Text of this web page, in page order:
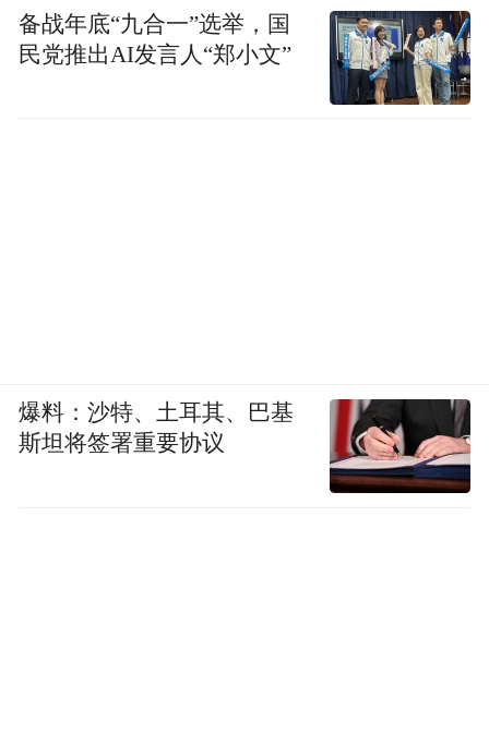
备战年底“九合一”选举，国
民党推出AI发言人“郑小文”
爆料：沙特、土耳其、巴基
斯坦将签署重要协议